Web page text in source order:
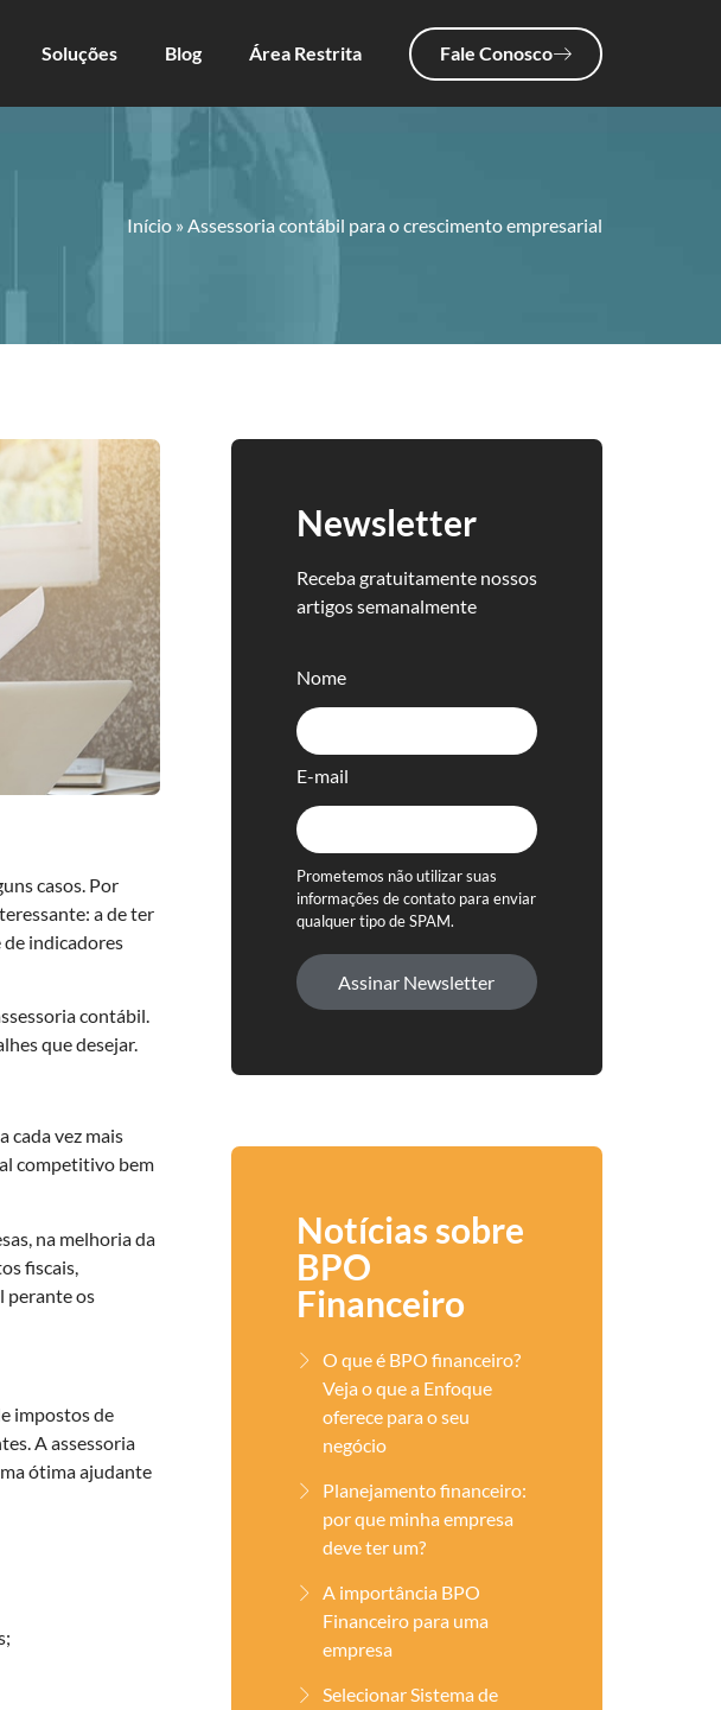
Soluções Blog Área Restrita Fale Conosco
Início» Assessoria contábil para o crescimento empresarial
casos. Por
a de ter
indicadores
contábil.
que desejar.
cada vez mais
competitivo bem
na melhoria da
fiscais,
perante os
impostos de
A assessoria
ótima ajudante
Newsletter
Receba gratuitamente nossos
artigos semanalmente
Nome
E-mail
Prometemos não utilizar suas
informações de contato para enviar
qualquer tipo de SPAM.
Assinar Newsletter
Notícias sobre
BPO
Financeiro
O que é BPO financeiro?
Veja o que a Enfoque
oferece para o seu
negócio
Planejamento financeiro:
por que minha empresa
deve ter um?
A importância BPO
Financeiro para uma
empresa
Selecionar Sistema de